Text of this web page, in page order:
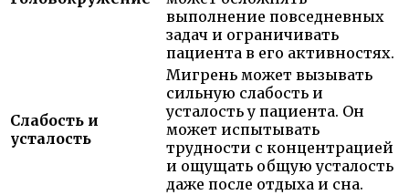
выполнение повседневных
задач и ограничивать
пациента в его активностях.
Слабость и
усталость
Мигрень может вызывать
сильную слабость и
усталость у пациента. Он
может испытывать
трудности с концентрацией
и ощущать общую усталость
даже после отдыха и сна.